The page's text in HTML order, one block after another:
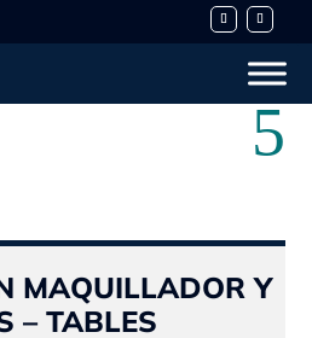
MAQUILLADOR Y
– TABLES